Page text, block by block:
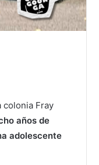
colonia Fray
años de
adolescente